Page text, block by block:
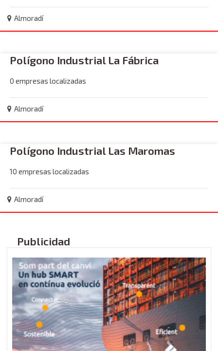
Almoradí
Polígono Industrial La Fábrica
0 empresas localizadas
Almoradí
Polígono Industrial Las Maromas
10 empresas localizadas
Almoradí
Publicidad